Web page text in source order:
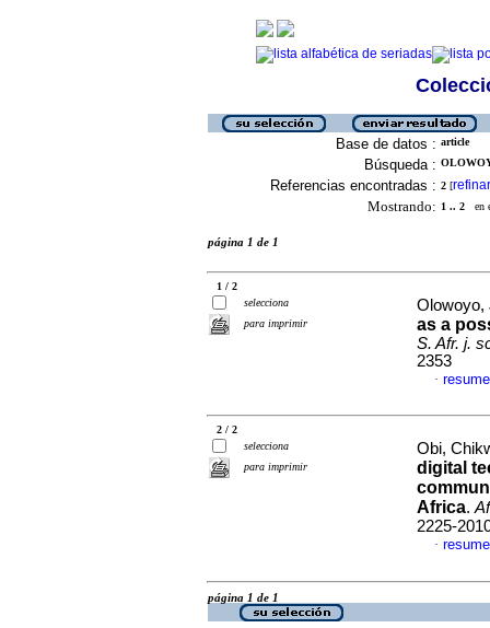
Base de datos : article
Búsqueda :
Referencias encontradas : 2 [refinar
Mostrando: 1 .. 2 en
página 1 de 1
1 / 2
selecciona
para imprimir
Olowoyo,
as a
S. Afr. j.
2353
·
2 / 2
selecciona
para imprimir
Obi,
digital
Africa.
2225-
·
página 1 de 1